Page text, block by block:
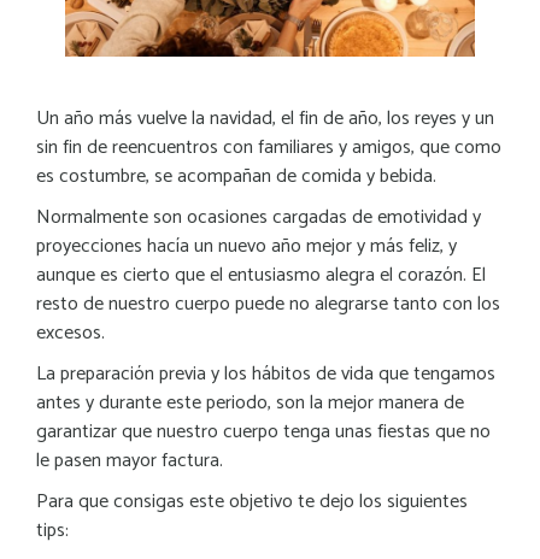
Un año más vuelve la navidad, el fin de año, los reyes y un
sin fin de reencuentros con familiares y amigos, que como
es costumbre, se acompañan de comida y bebida.
Normalmente son ocasiones cargadas de emotividad y
proyecciones hacía un nuevo año mejor y más feliz, y
aunque es cierto que el entusiasmo alegra el corazón. El
resto de nuestro cuerpo puede no alegrarse tanto con los
excesos.
La preparación previa y los hábitos de vida que tengamos
antes y durante este periodo, son la mejor manera de
garantizar que nuestro cuerpo tenga unas fiestas que no
le pasen mayor factura.
Para que consigas este objetivo te dejo los siguientes
tips: